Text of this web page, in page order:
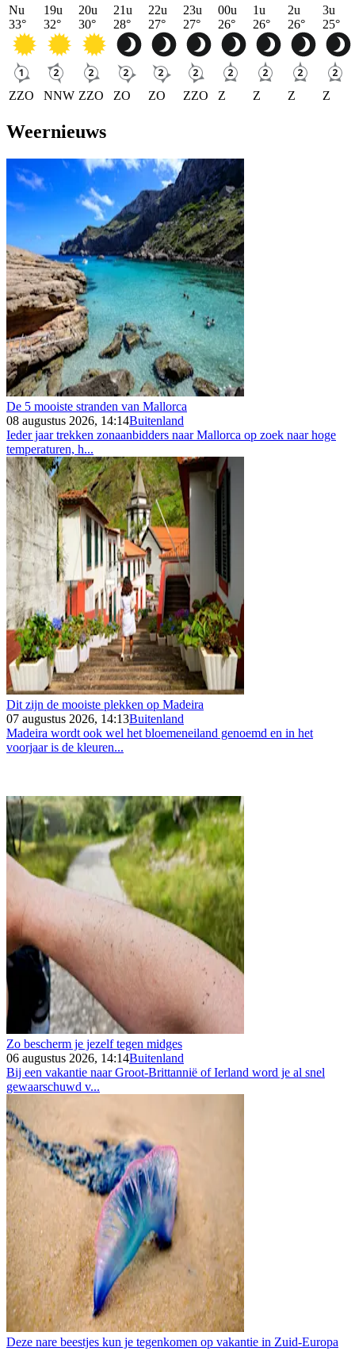
Nu
33°
ZZO
19u
32°
NNW
20u
30°
ZZO
21u
28°
ZO
22u
27°
ZO
23u
27°
ZZO
00u
26°
Z
1u
26°
Z
2u
26°
Z
3u
25°
Z
Weernieuws
De 5 mooiste stranden van Mallorca
08 augustus 2026, 14:14Buitenland
Ieder jaar trekken zonaanbidders naar Mallorca op zoek naar hoge
temperaturen, h...
Dit zijn de mooiste plekken op Madeira
07 augustus 2026, 14:13Buitenland
Madeira wordt ook wel het bloemeneiland genoemd en in het
voorjaar is de kleuren...
Zo bescherm je jezelf tegen midges
06 augustus 2026, 14:14Buitenland
Bij een vakantie naar Groot-Brittannië of Ierland word je al snel
gewaarschuwd v...
Deze nare beestjes kun je tegenkomen op vakantie in Zuid-Europa